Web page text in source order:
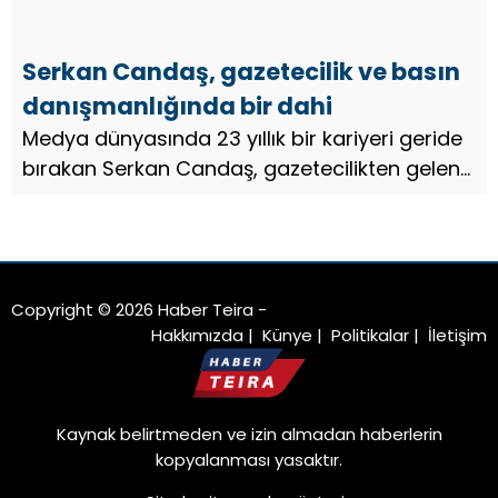
Serkan Candaş, gazetecilik ve basın
danışmanlığında bir dahi
Medya dünyasında 23 yıllık bir kariyeri geride
bırakan Serkan Candaş, gazetecilikten gelen
aynı zamanda ul...
Copyright © 2026 Haber Teira -
Hakkımızda | Künye | Politikalar | İletişim
Kaynak belirtmeden ve izin almadan haberlerin
kopyalanması yasaktır.